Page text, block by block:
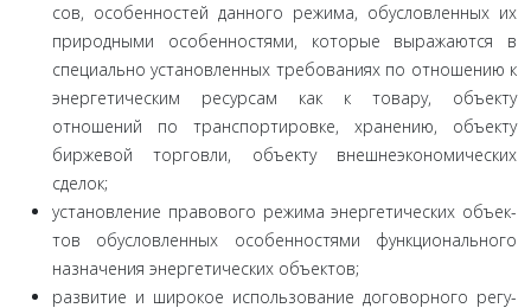
сов, особенностей данного режима, обусловленных их
при­родными особенностями, которые выражаются в
специально установленных требованиях по отношению к
энергетическим ресурсам как к товару, объекту
отношений по транспортиров­ке, хранению, объекту
биржевой торговли, объекту внешнеэ­кономических
сделок;
установление правового режима энергетических объек­
тов обусловленных особенностями функционального
назначе­ния энергетических объектов;
развитие и широкое использование договорного регу­